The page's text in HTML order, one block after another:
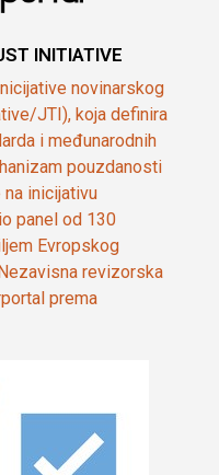
INITIATIVE
novinarskog
JTI), koja definira
i međunarodnih
pouzdanosti
na inicijativu
panel od 130
Evropskog
revizorska
prema